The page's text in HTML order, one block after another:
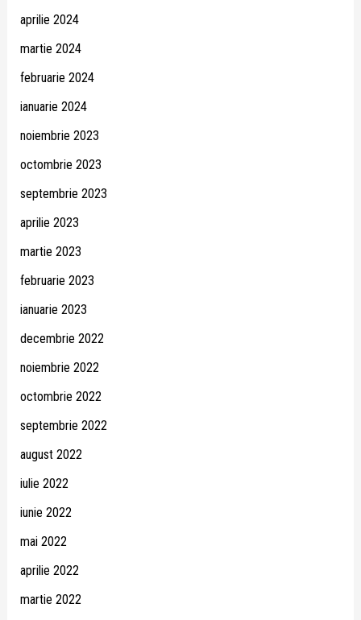
aprilie 2024
martie 2024
februarie 2024
ianuarie 2024
noiembrie 2023
octombrie 2023
septembrie 2023
aprilie 2023
martie 2023
februarie 2023
ianuarie 2023
decembrie 2022
noiembrie 2022
octombrie 2022
septembrie 2022
august 2022
iulie 2022
iunie 2022
mai 2022
aprilie 2022
martie 2022